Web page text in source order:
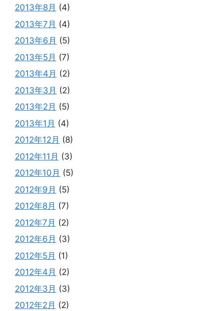
2013年8月 (4)
2013年7月 (4)
2013年6月 (5)
2013年5月 (7)
2013年4月 (2)
2013年3月 (2)
2013年2月 (5)
2013年1月 (4)
2012年12月 (8)
2012年11月 (3)
2012年10月 (5)
2012年9月 (5)
2012年8月 (7)
2012年7月 (2)
2012年6月 (3)
2012年5月 (1)
2012年4月 (2)
2012年3月 (3)
2012年2月 (2)